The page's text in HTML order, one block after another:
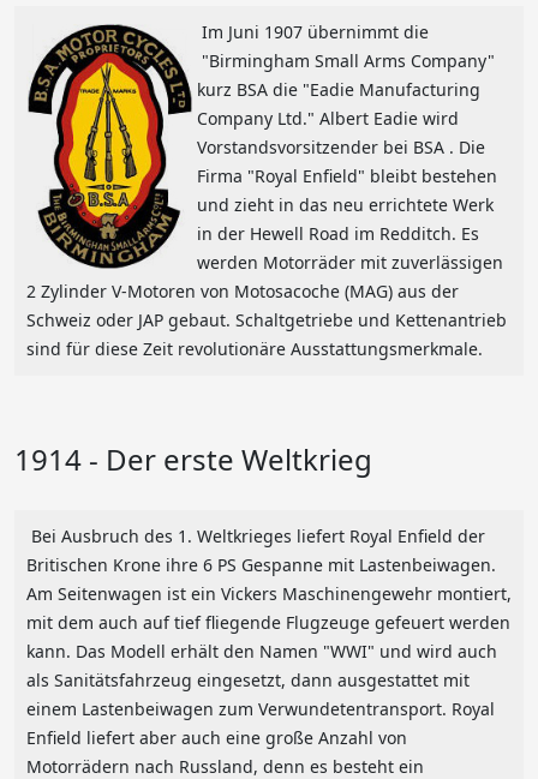
Im Juni 1907 übernimmt die
"Birmingham Small Arms Company"
kurz BSA die "Eadie Manufacturing
Company Ltd." Albert Eadie wird
Vorstandsvorsitzender bei BSA . Die
Firma "Royal Enfield" bleibt bestehen
und zieht in das neu errichtete Werk
in der Hewell Road im Redditch. Es
werden Motorräder mit zuverlässigen
2 Zylinder V-Motoren von Motosacoche (MAG) aus der
Schweiz oder JAP gebaut. Schaltgetriebe und Kettenantrieb
sind für diese Zeit revolutionäre Ausstattungsmerkmale.
1914 - Der erste Weltkrieg
Bei Ausbruch des 1. Weltkrieges liefert Royal Enfield der
Britischen Krone ihre 6 PS Gespanne mit Lastenbeiwagen.
Am Seitenwagen ist ein Vickers Maschinengewehr montiert,
mit dem auch auf tief fliegende Flugzeuge gefeuert werden
kann. Das Modell erhält den Namen "WWI" und wird auch
als Sanitätsfahrzeug eingesetzt, dann ausgestattet mit
einem Lastenbeiwagen zum Verwundetentransport. Royal
Enfield liefert aber auch eine große Anzahl von
Motorrädern nach Russland, denn es besteht ein